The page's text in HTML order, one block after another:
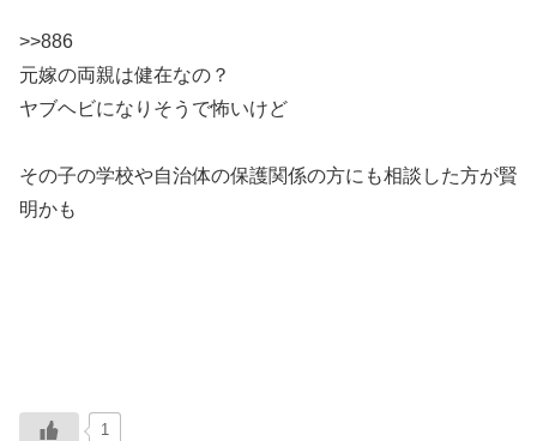
>>886
元嫁の両親は健在なの？
ヤブヘビになりそうで怖いけど
その子の学校や自治体の保護関係の方にも相談した方が賢
明かも
1